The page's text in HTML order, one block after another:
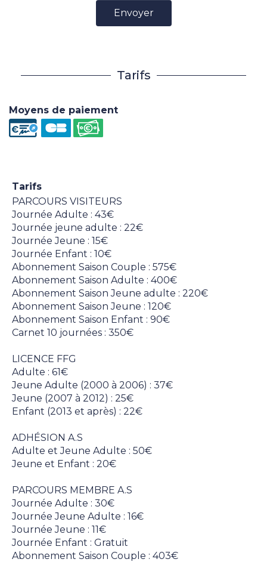
Envoyer
Tarifs
Moyens de paiement
Tarifs
PARCOURS VISITEURS
Journée Adulte : 43€
Journée jeune adulte : 22€
Journée Jeune : 15€
Journée Enfant : 10€
Abonnement Saison Couple : 575€
Abonnement Saison Adulte : 400€
Abonnement Saison Jeune adulte : 220€
Abonnement Saison Jeune : 120€
Abonnement Saison Enfant : 90€
Carnet 10 journées : 350€
LICENCE FFG
Adulte : 61€
Jeune Adulte (2000 à 2006) : 37€
Jeune (2007 à 2012) : 25€
Enfant (2013 et après) : 22€
ADHÉSION A.S
Adulte et Jeune Adulte : 50€
Jeune et Enfant : 20€
PARCOURS MEMBRE A.S
Journée Adulte : 30€
Journée Jeune Adulte : 16€
Journée Jeune : 11€
Journée Enfant : Gratuit
Abonnement Saison Couple : 403€